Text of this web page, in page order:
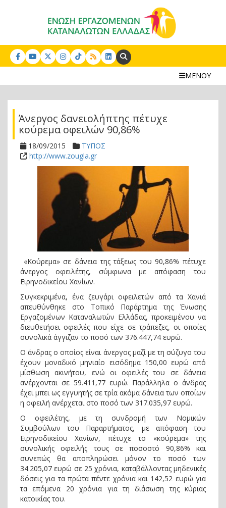
Search:
ΜΕΝΟΥ
Άνεργος δανειολήπτης πέτυχε
κούρεμα οφειλών 90,86%
18/09/2015
ΤΥΠΟΣ
http://www.zougla.gr
«Kούρεμα» σε δάνεια της τάξεως του 90,86% πέτυχε
άνεργος οφειλέτης, σύμφωνα με απόφαση του
Ειρηνοδικείου Χανίων.
Συγκεκριμένα, ένα ζευγάρι οφειλετών από τα Χανιά
απευθύνθηκε στο Τοπικό Παράρτημα της Ένωσης
Εργαζομένων Καταναλωτών Ελλάδας, προκειμένου να
διευθετήσει οφειλές που είχε σε τράπεζες, οι οποίες
συνολικά άγγιζαν το ποσό των 376.447,74 ευρώ.
Ο άνδρας ο οποίος είναι άνεργος μαζί με τη σύζυγο του
έχουν μοναδικό μηνιαίο εισόδημα 150,00 ευρώ από
μίσθωση ακινήτου, ενώ οι οφειλές του σε δάνεια
ανέρχονται σε 59.411,77 ευρώ. Παράλληλα ο άνδρας
έχει μπει ως εγγυητής σε τρία ακόμα δάνεια των οποίων
η οφειλή ανέρχεται στο ποσό των 317.035,97 ευρώ.
Ο οφειλέτης, με τη συνδρομή των Νομικών
Συμβούλων του Παραρτήματος, με απόφαση του
Ειρηνοδικείου Χανίων, πέτυχε το «κούρεμα» της
συνολικής οφειλής τους σε ποσοστό 90,86% και
συνεπώς θα αποπληρώσει μόνον το ποσό των
34.205,07 ευρώ σε 25 χρόνια, καταβάλλοντας μηδενικές
δόσεις για τα πρώτα πέντε χρόνια και 142,52 ευρώ για
τα επόμενα 20 χρόνια για τη διάσωση της κύριας
κατοικίας του.